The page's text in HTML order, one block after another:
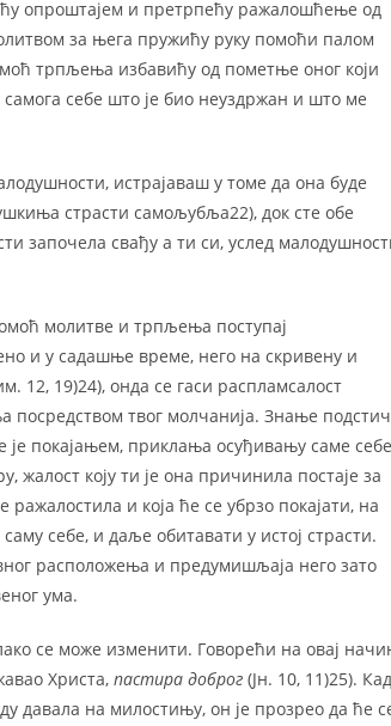
опроштајем и претрпећу ражалошћење од
за њега пружићу руку помоћи палом
трпљења избавићу од пометње оног који
себе што је био неуздржан и што ме
истрајаваш у томе да она буде
страсти самољубља22), док сте обе
започела свађу а ти си, услед
молитве и трпљења поступај
и у садашње време, него на скривену и
12, 19)24), онда се гаси распламсалост
посредством твог молчанија. Знање
је покајањем, приклања осуђивању саме себе
жалост коју ти је она причинила постаје за
и која ће се убрзо покајати, на
себе, и даље обитавати у истој страсти.
расположења и предумишљаја него зато
ума.
се може изменити. Говорећи на овај
Христа, пастира доброг (Јн. 10, 11)25).
давала на милостињу, он је прозрео да ће